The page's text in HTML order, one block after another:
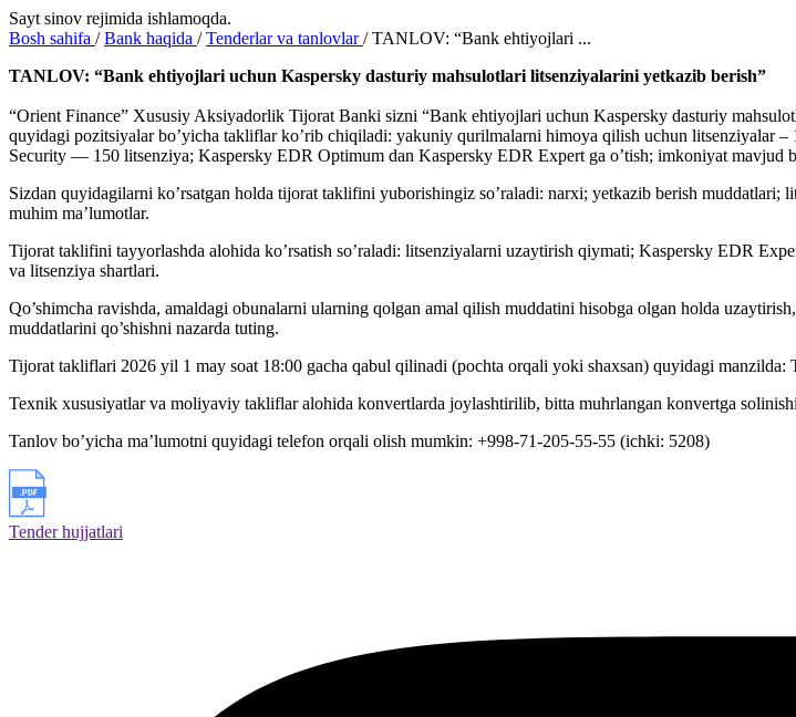
Sayt sinov rejimida ishlamoqda.
Bosh sahifa / Bank haqida / Tenderlar va tanlovlar/TANLOV: “Bank ehtiyojlari ...
TANLOV: “Bank ehtiyojlari uchun Kaspersky dasturiy mahsulotlari litsenziyalarini yetkazib berish”
“Orient Finance” Xususiy Aksiyadorlik Tijorat Banki sizni “Bank ehtiyojlari uchun Kaspersky dasturiy
quyidagi pozitsiyalar bo’yicha takliflar ko’rib chiqiladi: yakuniy qurilmalarni himoya qilish uchun litsenziyalar
Security — 150 litsenziya; Kaspersky EDR Optimum dan Kaspersky EDR Expert ga o’tish; imkoniyat mavjud
Sizdan quyidagilarni ko’rsatgan holda tijorat taklifini yuborishingiz so’raladi: narxi; yetkazib berish
muhim ma’lumotlar.
Tijorat taklifini tayyorlashda alohida ko’rsatish so’raladi: litsenziyalarni uzaytirish qiymati; Kaspersky EDR
va litsenziya shartlari.
Qo’shimcha ravishda, amaldagi obunalarni ularning qolgan amal qilish muddatini hisobga olgan holda
muddatlarini qo’shishni nazarda tuting.
Tijorat takliflari 2026 yil 1 may soat 18:00 gacha qabul qilinadi (pochta orqali yoki shaxsan) quyidagi manzilda:
Texnik xususiyatlar va moliyaviy takliflar alohida konvertlarda joylashtirilib, bitta muhrlangan konvertga
Tanlov bo’yicha ma’lumotni quyidagi telefon orqali olish mumkin: +998-71-205-55-55 (ichki: 5208)
Tender hujjatlari